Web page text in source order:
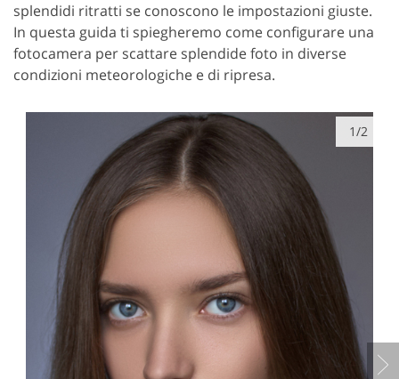
splendidi ritratti se conoscono le impostazioni giuste.
In questa guida ti spiegheremo come configurare una
fotocamera per scattare splendide foto in diverse
condizioni meteorologiche e di ripresa.
1/2